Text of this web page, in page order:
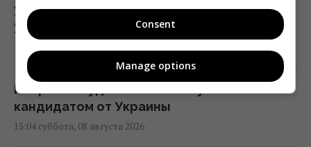
удвоить объемы производства, но есть
условие
Избрание судей МУС: что случилось с
кандидатом от Украины
15:04 суббота, 08 августа 2026
Consent
Manage options